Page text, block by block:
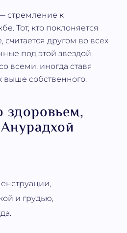
стремление к
Тот, кто поклоняется
другом во всех
под этой звездой,
всеми, иногда ставя
выше собственного.
и грудью,